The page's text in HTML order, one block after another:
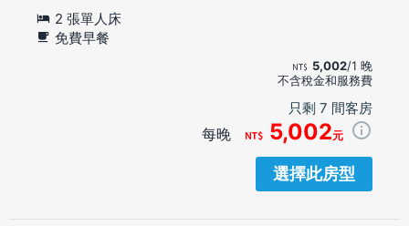
2 張單人床
免費早餐
5,002/1 晚
不含稅金和服務費
只剩 7 間客房
每晚 5,002元
選擇此房型